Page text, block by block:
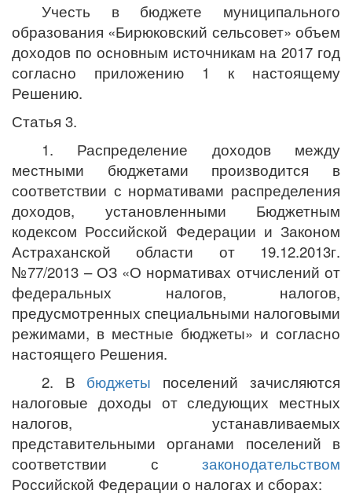
Учесть в бюджете муниципального
образования «Бирюковский сельсовет» объем
доходов по основным источникам на 2017 год
согласно приложению 1 к настоящему
Решению.
Статья 3.
1. Распределение доходов между
местными бюджетами производится в
соответствии с нормативами распределения
доходов, установленными Бюджетным
кодексом Российской Федерации и Законом
Астраханской области от 19.12.2013г.
№77/2013 – ОЗ «О нормативах отчислений от
федеральных налогов, налогов,
предусмотренных специальными налоговыми
режимами, в местные бюджеты» и согласно
настоящего Решения.
2. В бюджеты поселений зачисляются
налоговые доходы от следующих местных
налогов, устанавливаемых
представительными органами поселений в
соответствии с законодательством
Российской Федерации о налогах и сборах: